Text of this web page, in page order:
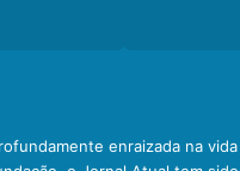
enraizada na